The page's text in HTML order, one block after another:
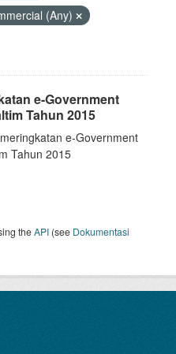
(Any)
e-Government
Tahun 2015
e-Government
Tahun 2015
theAPI (see Dokumentasi